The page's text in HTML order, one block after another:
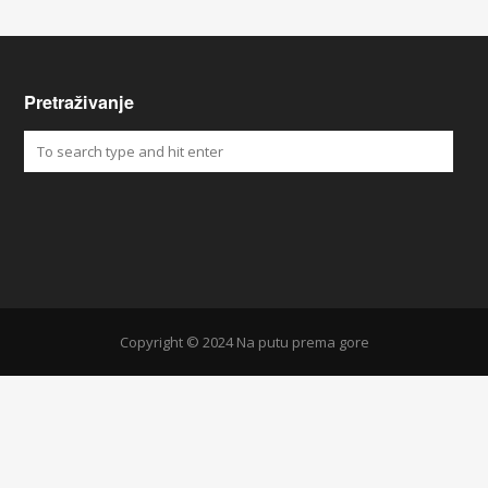
Pretraživanje
Copyright © 2024 Na putu prema gore